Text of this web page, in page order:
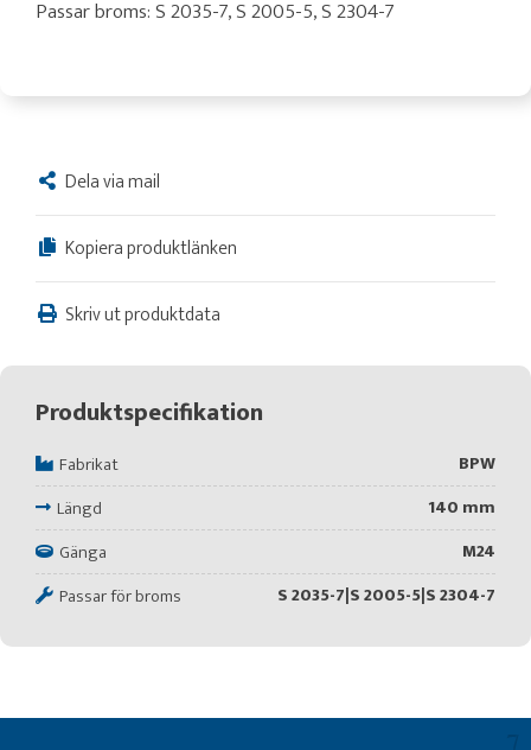
Passar broms: S 2035-7, S 2005-5, S 2304-7
Dela via mail
Kopiera produktlänken
Skriv ut produktdata
Produktspecifikation
Fabrikat
BPW
Längd
140 mm
Gänga
M24
Passar för broms
S 2035-7|S 2005-5|S 2304-7